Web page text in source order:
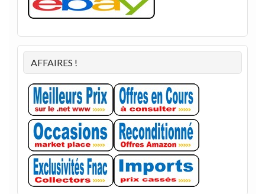
AFFAIRES !